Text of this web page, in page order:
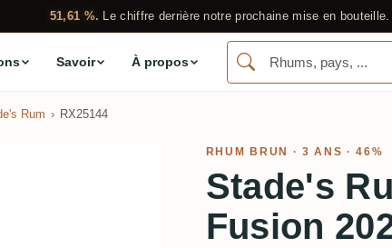
51,61 %. Le chiffre derrière notre prochaine mise en
Savoir À propos
Rum RX25144
RHUM BRUN · 3 ANS · 46%
Stade's
Fusion